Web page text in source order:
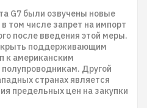
G7 были озвучены новые
том числе запрет на импорт
после введения этой меры.
поддерживающим
к американским
Другой
странах является
предельных цен на закупки